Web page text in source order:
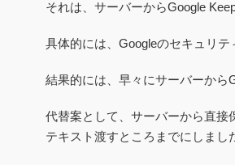
それは、サーバーからGoogle
具体的には、Googleのセキュリテ
結果的には、早々にサーバーから
代替案として、サーバーから直接
テキスト渡すところまでにしまし